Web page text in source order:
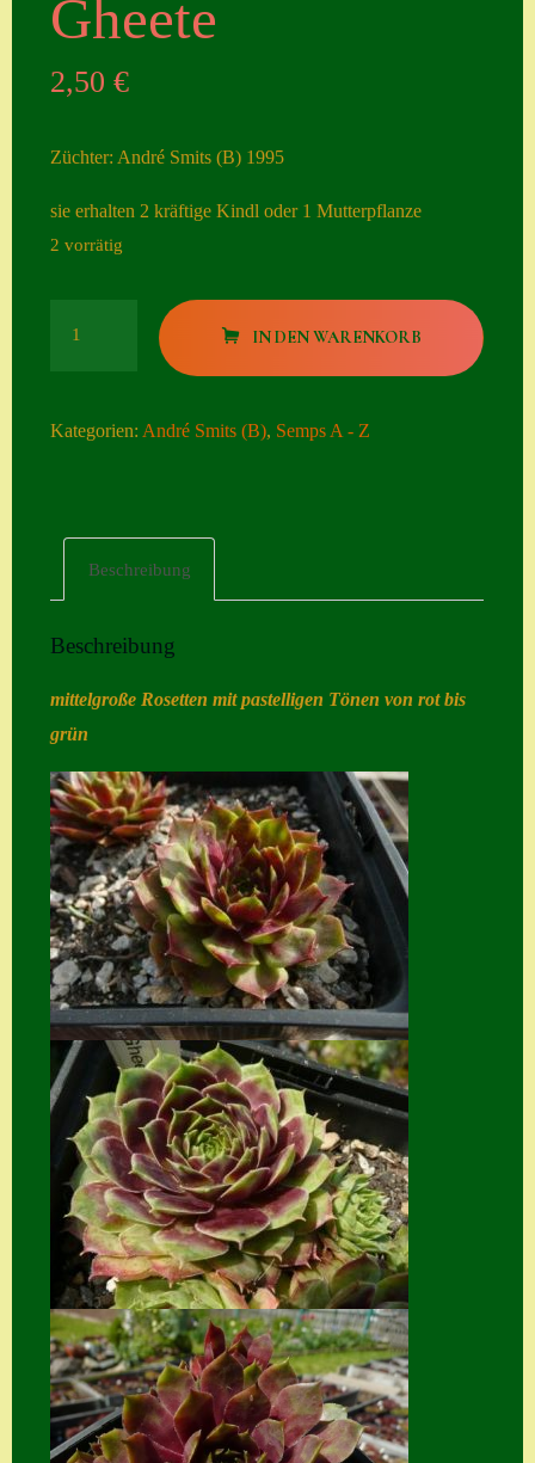
ngen
Datenschutzerklä
mit Semps
Kasse
Mein Konto
Naturformen
S. x nixonii
Semps die ich
suche
Semps von A – Z
Shop
Suche
Sue Thomas
Translator
Versand
Versand von
Semps
Warenkorb
Warenkorb
Widerrufsbelehru
Gheete
2,50€
Züchter: André Smits (B) 1995
sie erhalten 2 kräftige Kindl oder 1 Mutterpflanze
2 vorrätig
IN DEN WARENKORB
Kategorien:André Smits (B), Semps A - Z
Beschreibung
Beschreibung
mittelgroße Rosetten mit pastelligen Tönen von rot bis
grün